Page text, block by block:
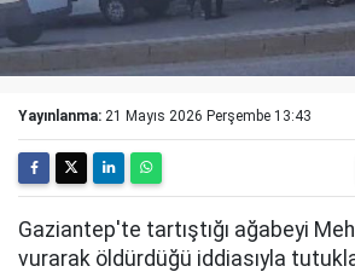
Yayınlanma: 21 Mayıs 2026 Perşembe 13:43
Gaziantep'te tartıştığı ağabeyi
vurarak öldürdüğü iddiasıyla